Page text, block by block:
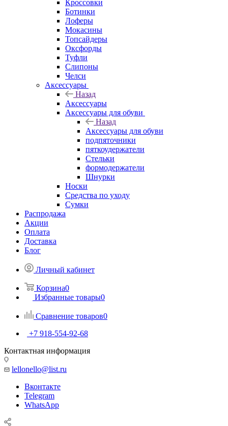
Кроссовки
Ботинки
Лоферы
Мокасины
Топсайдеры
Оксфорды
Туфли
Слипоны
Челси
Аксессуары
Назад
Аксессуары
Аксессуары для обуви
Назад
Аксессуары для обуви
подпяточники
пяткоудержатели
Стельки
формодержатели
Шнурки
Носки
Средства по уходу
Сумки
Распродажа
Акции
Оплата
Доставка
Блог
Личный кабинет
Корзина0
Избранные товары0
Сравнение товаров0
+7 918-554-92-68
Контактная информация
lellonello@list.ru
Вконтакте
Telegram
WhatsApp